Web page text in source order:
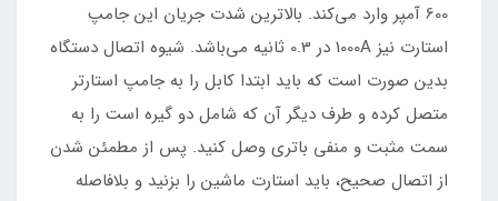
600 آمپر وارد می‌کند. بالاترین شدت جریان این جامپ
استارت نیز 1000A در 0.3 ثانیه می‌باشد. شیوه اتصال دستگاه
بدین صورت است که باید ابتدا کابل را به جامپ استارتر
متصل کرده و طرف دیگر آن که شامل دو گیره است را به
سمت مثبت و منفی باتری وصل کنید. پس از مطمئن شدن
از اتصال صحیح، باید استارت ماشین را بزنید و بلافاصله